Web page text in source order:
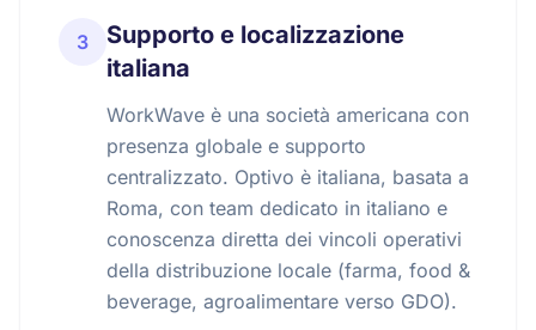
3
Supporto e localizzazione
italiana
WorkWave è una società americana con
presenza globale e supporto
centralizzato. Optivo è italiana, basata a
Roma, con team dedicato in italiano e
conoscenza diretta dei vincoli operativi
della distribuzione locale (farma, food &
beverage, agroalimentare verso GDO).